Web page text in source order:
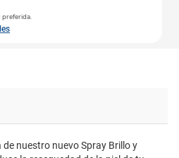
nuestro nuevo Spray Brillo y